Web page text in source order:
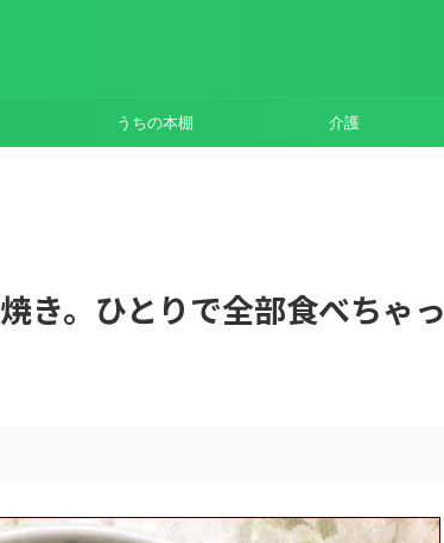
うちの本棚 介護
き。ひとりで全部食べちゃっ